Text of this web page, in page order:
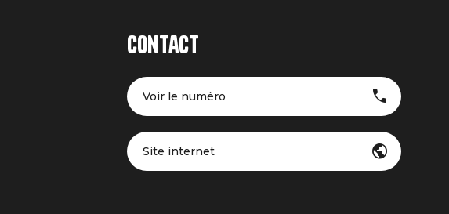
Contact
Voir le numéro
Site internet